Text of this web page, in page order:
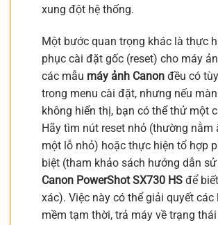
xung đột hệ thống.
Một bước quan trọng khác là thực
phục cài đặt gốc (reset) cho máy
các mẫu máy ảnh Canon đều có
trong menu cài đặt, nhưng nếu
không hiển thị, bạn có thể thử một
Hãy tìm nút reset nhỏ (thường nằm
một lỗ nhỏ) hoặc thực hiện tổ hợp
biệt (tham khảo sách hướng dẫn
Canon PowerShot SX730 HS để
xác). Việc này có thể giải quyết các
mềm tạm thời, trả máy về trạng